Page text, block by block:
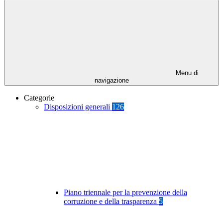
Menu di
navigazione
Categorie
Disposizioni generali 126
Piano triennale per la prevenzione della
corruzione e della trasparenza 5